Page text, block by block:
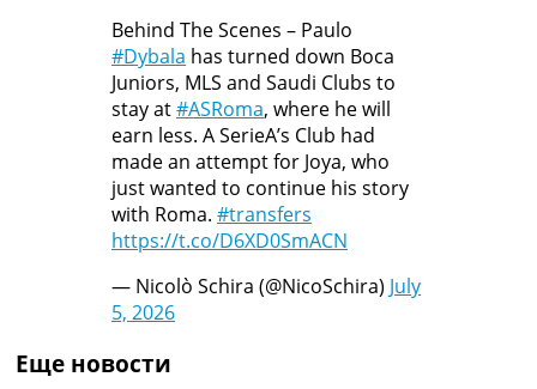
Behind The Scenes – Paulo
#Dybala has turned down Boca
Juniors, MLS and Saudi Clubs to
stay at#ASRoma, where he will
earn less. A SerieA’s Club had
made an attempt for Joya, who
just wanted to continue his story
with Roma. #transfers
https://t.co/D6XD0SmACN
— Nicolò Schira (@NicoSchira) July
5, 2026
Еще новости